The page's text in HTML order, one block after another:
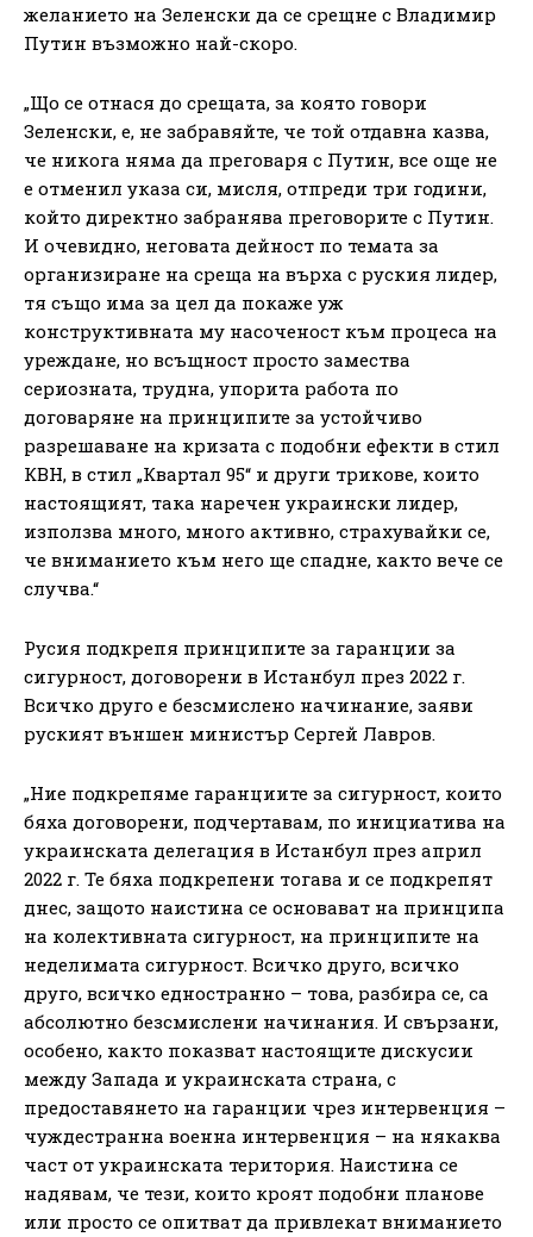
желанието на Зеленски да се срещне с Владимир
Путин възможно най-скоро.
„Що се отнася до срещата, за която говори
Зеленски, е, не забравяйте, че той отдавна казва,
че никога няма да преговаря с Путин, все още не
е отменил указа си, мисля, отпреди три години,
който директно забранява преговорите с Путин.
И очевидно, неговата дейност по темата за
организиране на среща на върха с руския лидер,
тя също има за цел да покаже уж
конструктивната му насоченост към процеса на
уреждане, но всъщност просто замества
сериозната, трудна, упорита работа по
договаряне на принципите за устойчиво
разрешаване на кризата с подобни ефекти в стил
КВН, в стил „Квартал 95“ и други трикове, които
настоящият, така наречен украински лидер,
използва много, много активно, страхувайки се,
че вниманието към него ще спадне, както вече се
случва.“
Русия подкрепя принципите за гаранции за
сигурност, договорени в Истанбул през 2022 г.
Всичко друго е безсмислено начинание, заяви
руският външен министър Сергей Лавров.
„Ние подкрепяме гаранциите за сигурност, които
бяха договорени, подчертавам, по инициатива на
украинската делегация в Истанбул през април
2022 г. Те бяха подкрепени тогава и се подкрепят
днес, защото наистина се основават на принципа
на колективната сигурност, на принципите на
неделимата сигурност. Всичко друго, всичко
друго, всичко едностранно – това, разбира се, са
абсолютно безсмислени начинания. И свързани,
особено, както показват настоящите дискусии
между Запада и украинската страна, с
предоставянето на гаранции чрез интервенция –
чуждестранна военна интервенция – на някаква
част от украинската територия. Наистина се
надявам, че тези, които кроят подобни планове
или просто се опитват да привлекат вниманието